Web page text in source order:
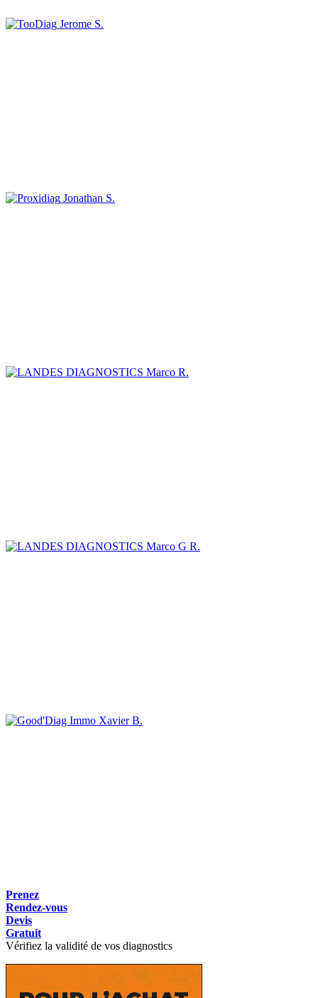
Jerome S.
Jonathan S.
Marco R.
Marco G R.
Xavier B.
Prenez
Rendez-vous
Devis
Gratuit
Vérifiez la validité de vos diagnostics